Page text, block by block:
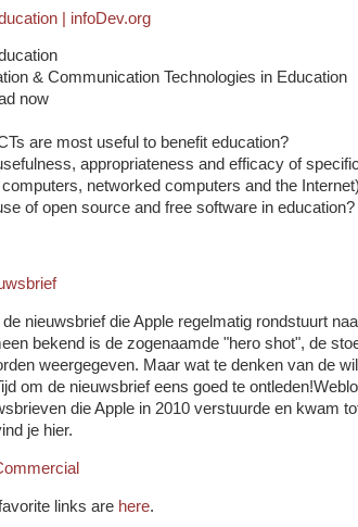
| infoDev.org
& Communication Technologies in Education
now
are most useful to benefit education?
appropriateness and efficacy of
networked computers and the
of open source and free software in education?
nieuwsbrief die Apple regelmatig rondstuurt
bekend is de zogenaamde "hero shot", de
weergegeven. Maar wat te denken van de
om de nieuwsbrief eens goed te
die Apple in 2010 verstuurde en kwam
je hier.
links are here.